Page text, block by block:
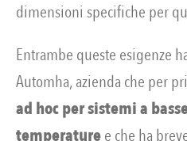
dimensioni specifiche per
Entrambe queste esigenze
Automha, azienda che per
ad hoc per sistemi a
temperaturee che ha